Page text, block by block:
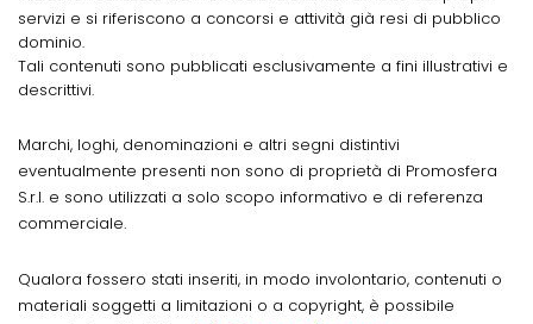
servizi e si riferiscono a concorsi e attività già resi di pubblico
dominio.
Tali contenuti sono pubblicati esclusivamente a fini illustrativi e
descrittivi.
Marchi, loghi, denominazioni e altri segni distintivi
eventualmente presenti non sono di proprietà di Promosfera
S.r.l. e sono utilizzati a solo scopo informativo e di referenza
commerciale.
Qualora fossero stati inseriti, in modo involontario, contenuti o
materiali soggetti a limitazioni o a copyright, è possibile